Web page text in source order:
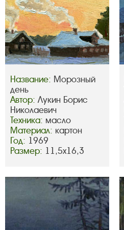
Название: Морозный
день
Автор: Лукин Борис
Николаевич
Техника: масло
Материал: картон
Год: 1969
Размер: 11,5х16,3